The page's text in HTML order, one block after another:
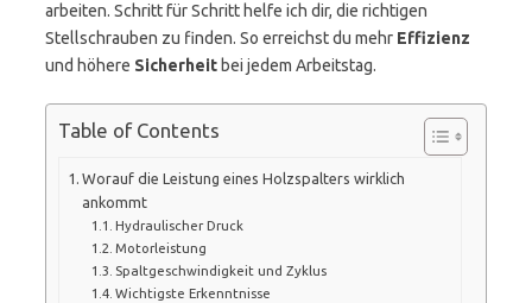
arbeiten. Schritt für Schritt helfe ich dir, die richtigen
Stellschrauben zu finden. So erreichst du mehr Effizienz
und höhere Sicherheit bei jedem Arbeitstag.
Table of Contents
Worauf die Leistung eines Holzspalters wirklich
ankommt
Hydraulischer Druck
Motorleistung
Spaltgeschwindigkeit und Zyklus
Wichtigste Erkenntnisse